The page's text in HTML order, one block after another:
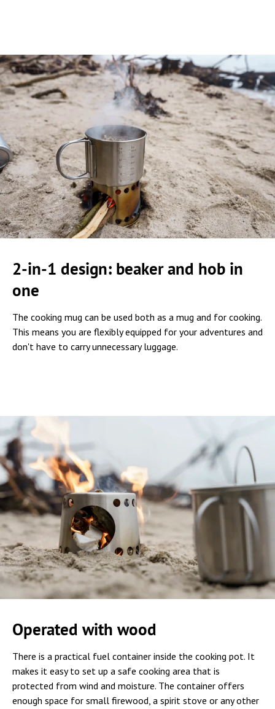
2-in-1 design: beaker and hob in
one
The cooking mug can be used both as a mug and for cooking.
This means you are flexibly equipped for your adventures and
don't have to carry unnecessary luggage.
Operated with wood
There is a practical fuel container inside the cooking pot. It
makes it easy to set up a safe cooking area that is
protected from wind and moisture. The container offers
enough space for small firewood, a spirit stove or any other